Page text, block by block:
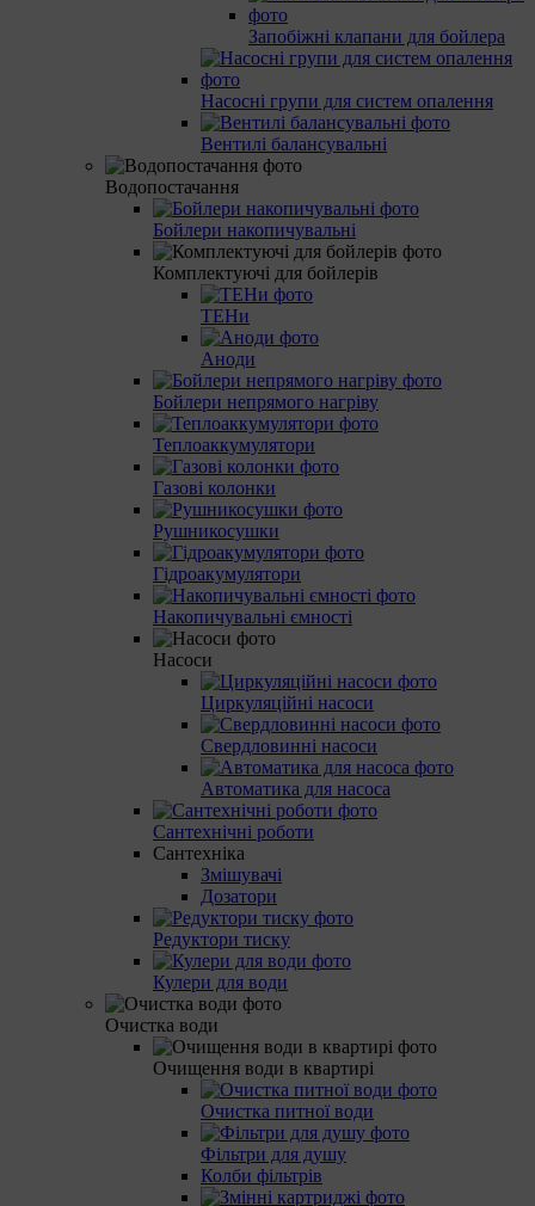
Запобіжні клапани для бойлера
Насосні групи для систем опалення
Вентилі балансувальні
Водопостачання
Бойлери накопичувальні
Комплектуючі для бойлерів
ТЕНи
Аноди
Бойлери непрямого нагріву
Теплоаккумулятори
Газові колонки
Рушникосушки
Гідроакумулятори
Накопичувальні ємності
Насоси
Циркуляційні насоси
Свердловинні насоси
Автоматика для насоса
Сантехнічні роботи
Сантехніка
Змішувачі
Дозатори
Редуктори тиску
Кулери для води
Очистка води
Очищення води в квартирі
Очистка питної води
Фільтри для душу
Колби фільтрів